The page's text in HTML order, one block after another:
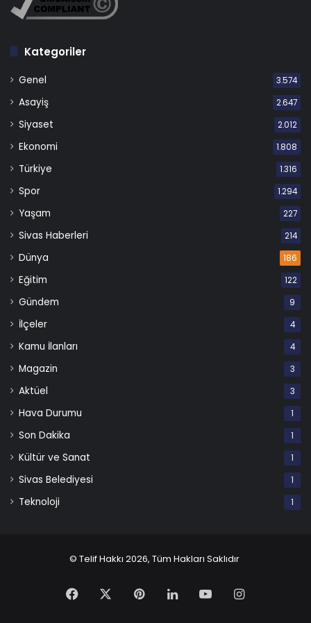
Kategoriler
Genel 3.574
Asayiş 2.647
Siyaset 2.012
Ekonomi 1.808
Türkiye 1.316
Spor 1.294
Yaşam 227
Sivas Haberleri 214
Dünya 186
Eğitim 122
Gündem 9
İlçeler 4
Kamu İlanları 4
Magazin 3
Aktüel 3
Hava Durumu 1
Son Dakika 1
Kültür ve Sanat 1
Sivas Belediyesi 1
Teknoloji 1
© Telif Hakkı 2026, Tüm Hakları Saklıdır
Facebook PinterestLinkedInYouTubeInstagram